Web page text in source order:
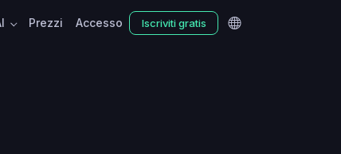
Prezzi Accesso Iscriviti gratis